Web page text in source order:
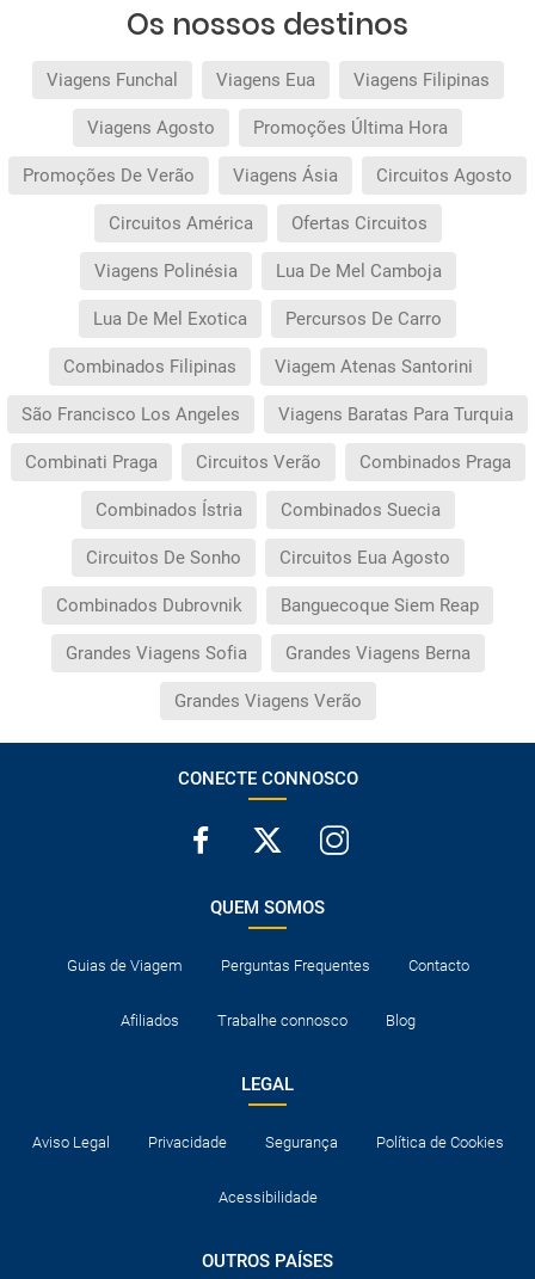
Os nossos destinos
Viagens Funchal Viagens Eua Viagens Filipinas
Viagens Agosto Promoções Última Hora
Promoções De Verão Viagens Ásia Circuitos Agosto
Circuitos América Ofertas Circuitos
Viagens Polinésia Lua De Mel Camboja
Lua De Mel Exotica Percursos De Carro
Combinados Filipinas Viagem Atenas Santorini
São Francisco Los Angeles Viagens Baratas Para Turquia
Combinati Praga Circuitos Verão Combinados Praga
Combinados Ístria Combinados Suecia
Circuitos De Sonho Circuitos Eua Agosto
Combinados Dubrovnik Banguecoque Siem Reap
Grandes Viagens Sofia Grandes Viagens Berna
Grandes Viagens Verão
CONECTE CONNOSCO
QUEM SOMOS
Guias de Viagem Perguntas Frequentes Contacto
Afiliados Trabalhe connosco Blog
LEGAL
Aviso Legal Privacidade Segurança Política de Cookies
Acessibilidade
OUTROS PAÍSES